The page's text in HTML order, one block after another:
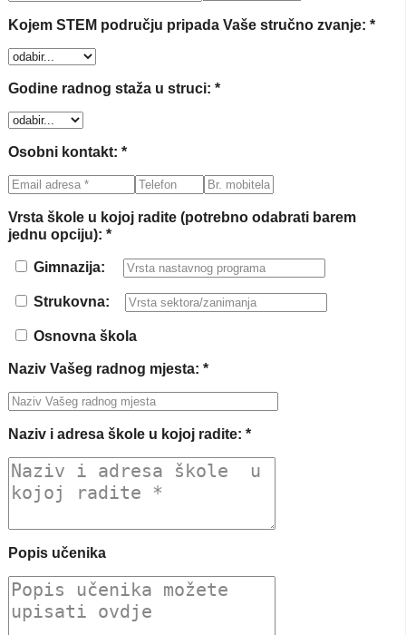
Kojem STEM području pripada Vaše stručno zvanje: *
Godine radnog staža u struci: *
Osobni kontakt: *
Vrsta škole u kojoj radite (potrebno odabrati barem
jednu opciju): *
Gimnazija:
Strukovna:
Osnovna škola
Naziv Vašeg radnog mjesta: *
Naziv i adresa škole u kojoj radite: *
Popis učenika